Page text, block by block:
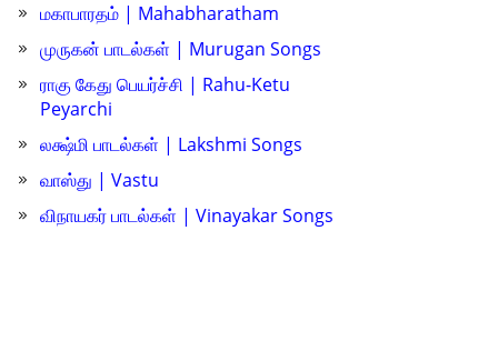
மகாபாரதம் | Mahabharatham
முருகன் பாடல்கள் | Murugan Songs
ராகு கேது பெயர்ச்சி | Rahu-Ketu
Peyarchi
லக்ஷ்மி பாடல்கள் | Lakshmi Songs
வாஸ்து | Vastu
விநாயகர் பாடல்கள் | Vinayakar Songs